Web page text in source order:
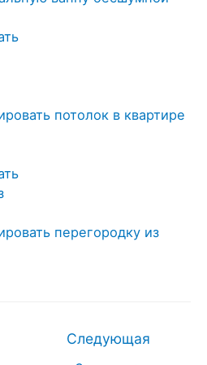
потолок в квартире
перегородку из
Следующая